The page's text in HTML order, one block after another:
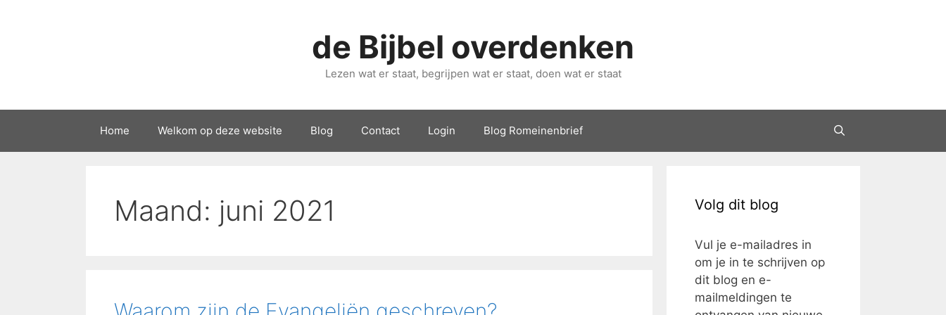
de Bijbel overdenken
Lezen wat er staat, begrijpen wat er staat, doen wat er staat
Home Welkom op deze website Blog Contact Login Blog Romeinenbrief
Maand: juni 2021 Volg dit blog
Vul je e-mailadres in
om je in te schrijven op
dit blog en e-
mailmeldingen te